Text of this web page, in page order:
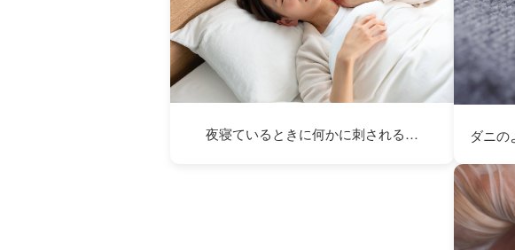
夜寝ているときに何かに刺される… ダニ